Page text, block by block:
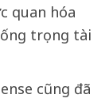
quan hóa
trọng tài
cũng đã